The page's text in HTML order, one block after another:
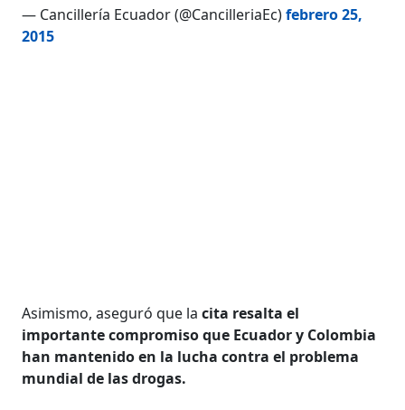
— Cancillería Ecuador (@CancilleriaEc)febrero 25,
2015
Asimismo, aseguró que lacita resalta el
importante compromiso que Ecuador y Colombia
han mantenido en la lucha contra el problema
mundial de las drogas.